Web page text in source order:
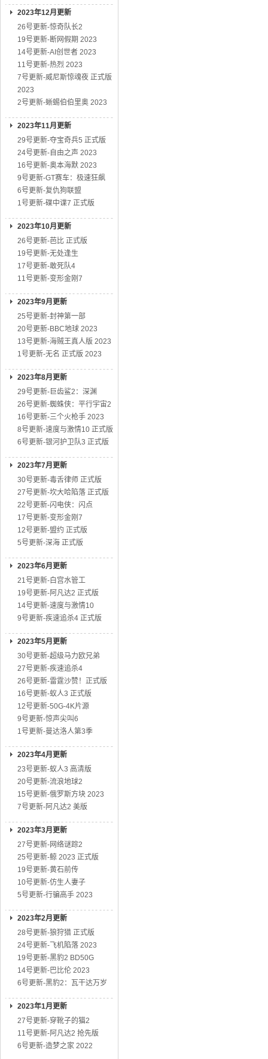
2023年12月更新
26号更新-惊奇队长2
19号更新-断网假期 2023
14号更新-AI创世者 2023
11号更新-热烈 2023
7号更新-威尼斯惊魂夜 正式版
2023
2号更新-蜥蜴伯伯里奥 2023
2023年11月更新
29号更新-夺宝奇兵5 正式版
24号更新-自由之声 2023
16号更新-奥本海默 2023
9号更新-GT赛车：极速狂飙
6号更新-复仇狗联盟
1号更新-碟中谍7 正式版
2023年10月更新
26号更新-芭比 正式版
19号更新-无处逢生
17号更新-敢死队4
11号更新-变形金刚7
2023年9月更新
25号更新-封神第一部
20号更新-BBC地球 2023
13号更新-海贼王真人版 2023
1号更新-无名 正式版 2023
2023年8月更新
29号更新-巨齿鲨2：深渊
26号更新-蜘蛛侠：平行宇宙2
16号更新-三个火枪手 2023
8号更新-速度与激情10 正式版
6号更新-银河护卫队3 正式版
2023年7月更新
30号更新-毒舌律师 正式版
27号更新-坎大哈陷落 正式版
22号更新-闪电侠：闪点
17号更新-变形金刚7
12号更新-盟约 正式版
5号更新-深海 正式版
2023年6月更新
21号更新-白宫水管工
19号更新-阿凡达2 正式版
14号更新-速度与激情10
9号更新-疾速追杀4 正式版
2023年5月更新
30号更新-超级马力欧兄弟
27号更新-疾速追杀4
26号更新-雷霆沙赞！正式版
16号更新-蚁人3 正式版
12号更新-50G-4K片源
9号更新-惊声尖叫6
1号更新-曼达洛人第3季
2023年4月更新
23号更新-蚁人3 高清版
20号更新-流浪地球2
15号更新-俄罗斯方块 2023
7号更新-阿凡达2 美版
2023年3月更新
27号更新-网络谜踪2
25号更新-鲸 2023 正式版
19号更新-黄石前传
10号更新-仿生人妻子
5号更新-行骗高手 2023
2023年2月更新
28号更新-狼狩猎 正式版
24号更新-飞机陷落 2023
19号更新-黑豹2 BD50G
14号更新-巴比伦 2023
6号更新-黑豹2：瓦干达万岁
2023年1月更新
27号更新-穿靴子的猫2
11号更新-阿凡达2 抢先版
6号更新-造梦之家 2022